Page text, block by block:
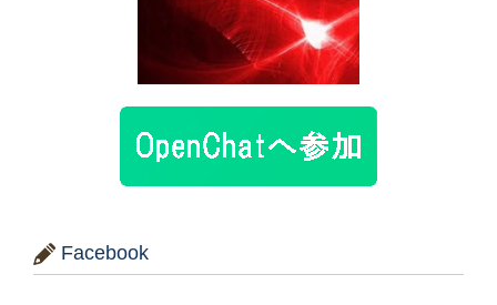
Facebook